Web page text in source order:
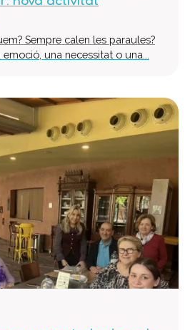
Sempre calen les paraules?
una necessitat o una...